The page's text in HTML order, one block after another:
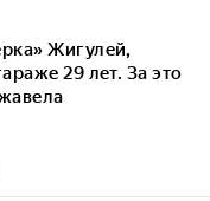
Жигулей,
29 лет. За это